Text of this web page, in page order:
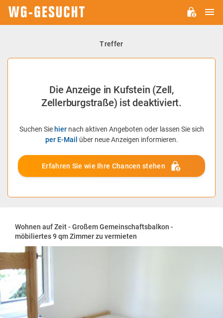
Treffer
Die Anzeige in Kufstein (Zell,
Zellerburgstraße) ist deaktiviert.
Suchen Sie hiernach aktiven Angeboten oder lassen Sie sich
per E-Mail über neue Anzeigen informieren.
Erfahren Sie wie Ihre Chancen stehen
Wohnen auf Zeit - Großem Gemeinschaftsbalkon -
möbiliertes 9 qm Zimmer zu vermieten